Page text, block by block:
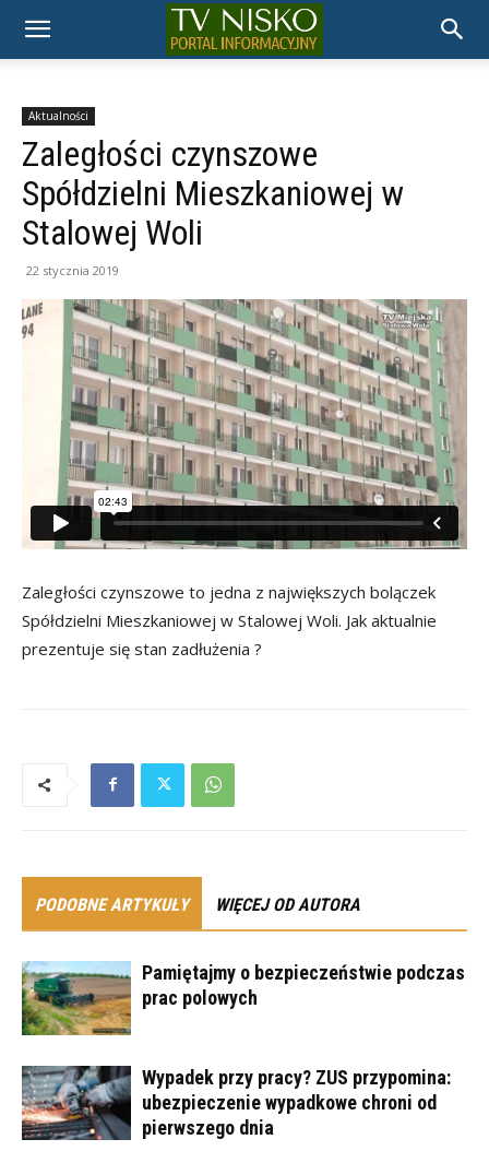
TELEWIZJA
NISKO
Aktualności
Zaległości czynszowe
Spółdzielni Mieszkaniowej w
Stalowej Woli
22 stycznia 2019
Zaległości czynszowe to jedna z największych bolączek
Spółdzielni Mieszkaniowej w Stalowej Woli. Jak aktualnie
prezentuje się stan zadłużenia ?
PODOBNE ARTYKUŁY WIĘCEJ OD AUTORA
Pamiętajmy o bezpieczeństwie podczas
prac polowych
Wypadek przy pracy? ZUS przypomina:
ubezpieczenie wypadkowe chroni od
pierwszego dnia